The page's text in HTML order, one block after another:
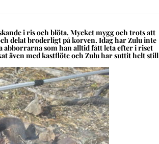
i ris och blöta. Mycket mygg och trots att
delat broderligt på korven. Idag har Zulu inte
abborrarna som han alltid fått leta efter i riset
även med kastflöte och Zulu har suttit helt still